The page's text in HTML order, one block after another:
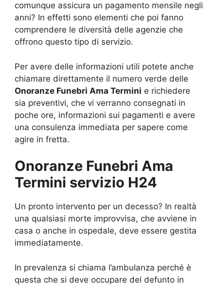
comunque assicura un pagamento mensile negli
anni? In effetti sono elementi che poi fanno
comprendere le diversità delle agenzie che
offrono questo tipo di servizio.
Per avere delle informazioni utili potete anche
chiamare direttamente il numero verde delle
Onoranze Funebri Ama Termini e richiedere
sia preventivi, che vi verranno consegnati in
poche ore, informazioni sui pagamenti e avere
una consulenza immediata per sapere come
agire in fretta.
Onoranze Funebri Ama
Termini servizio H24
Un pronto intervento per un decesso? In realtà
una qualsiasi morte improvvisa, che avviene in
casa o anche in ospedale, deve essere gestita
immediatamente.
In prevalenza si chiama l’ambulanza perché è
questa che si deve occupare del defunto in